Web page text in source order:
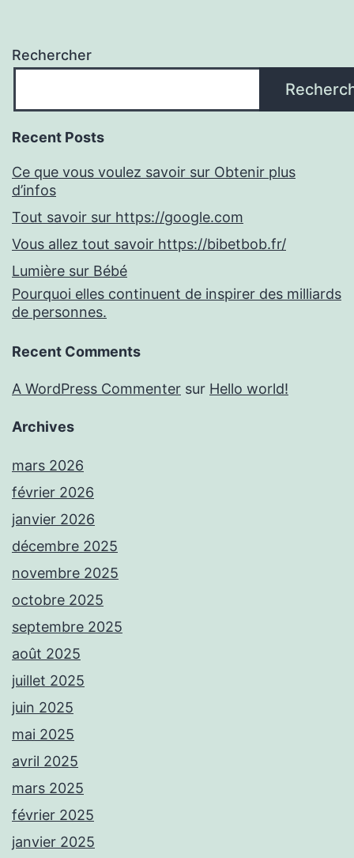
Rechercher
Recent Posts
Ce que vous voulez savoir sur Obtenir plus
d’infos
Tout savoir sur https://google.com
Vous allez tout savoir https://bibetbob.fr/
Lumière sur Bébé
Pourquoi elles continuent de inspirer des milliards
de personnes.
Recent Comments
A WordPress Commenter sur Hello world!
Archives
mars 2026
février 2026
janvier 2026
décembre 2025
novembre 2025
octobre 2025
septembre 2025
août 2025
juillet 2025
juin 2025
mai 2025
avril 2025
mars 2025
février 2025
janvier 2025